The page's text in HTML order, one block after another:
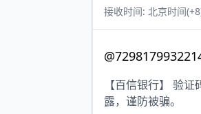
接收时间: 北京时间
【百信银行】 验
露，谨防被骗。